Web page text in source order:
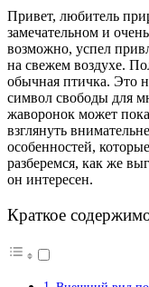
Привет, любитель
замечательном и
возможно, успел
на свежем воздухе.
обычная птичка. Это
символ свободы для
жаворонок может
взглянуть
особенностей,
разберемся, как же
он интересен.
Краткое